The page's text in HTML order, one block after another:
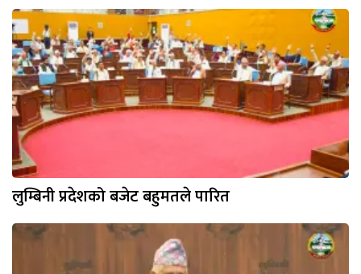
लुम्बिनी प्रदेशको बजेट बहुमतले पारित